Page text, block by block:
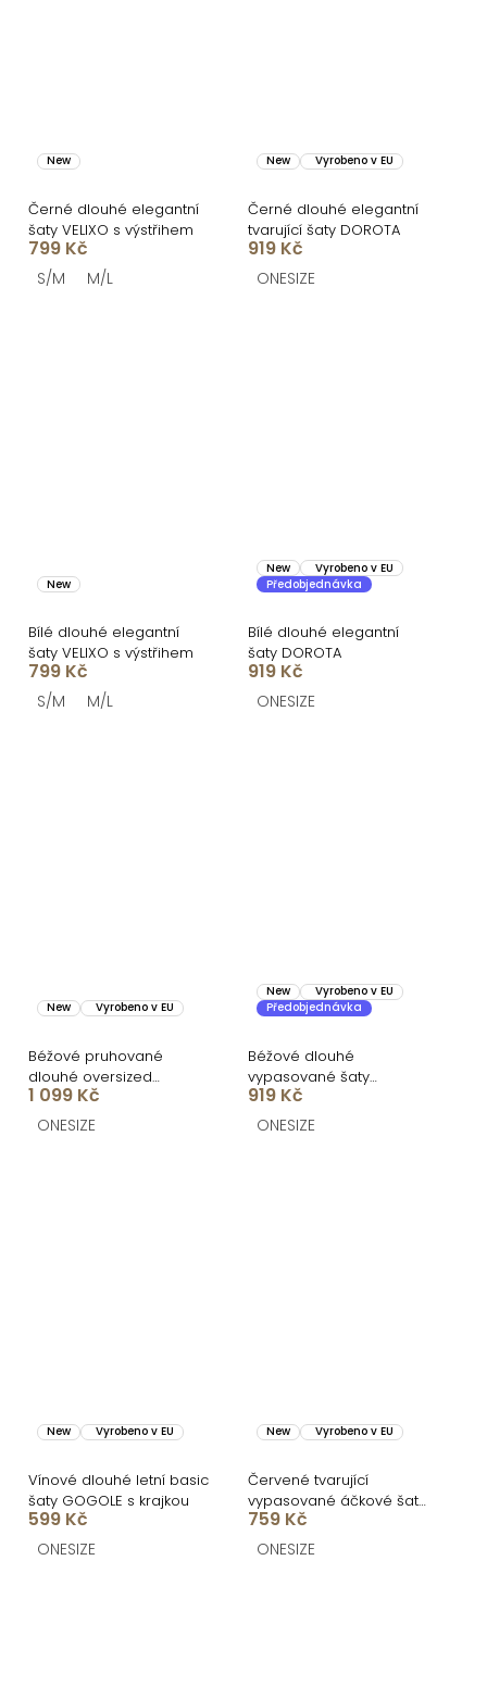
New
Černé dlouhé elegantní
šaty VELIXO s výstřihem
799 Kč
S/M M/L
New Vyrobeno v EU
Černé dlouhé elegantní
tvarující šaty DOROTA
919 Kč
ONESIZE
New
Bílé dlouhé elegantní
šaty VELIXO s výstřihem
799 Kč
S/M M/L
New
Vyrobeno v EU
Předobjednávka
Bílé dlouhé elegantní
šaty DOROTA
919 Kč
ONESIZE
New Vyrobeno v EU
Béžové pruhované
dlouhé oversized
bavlněné maxi košilové
šaty FLARETA
1 099 Kč
ONESIZE
New
Vyrobeno v EU
Předobjednávka
Béžové dlouhé
vypasované šaty
DOROTA na ramínka
919 Kč
ONESIZE
New Vyrobeno v EU
Vínové dlouhé letní basic
šaty GOGOLE s krajkou
599 Kč
ONESIZE
New Vyrobeno v EU
Červené tvarující
vypasované áčkové šaty
MIRALIS
759 Kč
ONESIZE